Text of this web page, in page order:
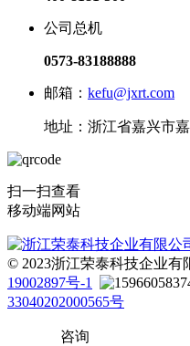
公司总机
0573-83188888
邮箱： kefu@jxrt.com
地址：浙江省嘉兴市
扫一扫查看
移动端网站
© 2023浙江荣泰科技企业有
19002897号-1
33040202000565号
咨询